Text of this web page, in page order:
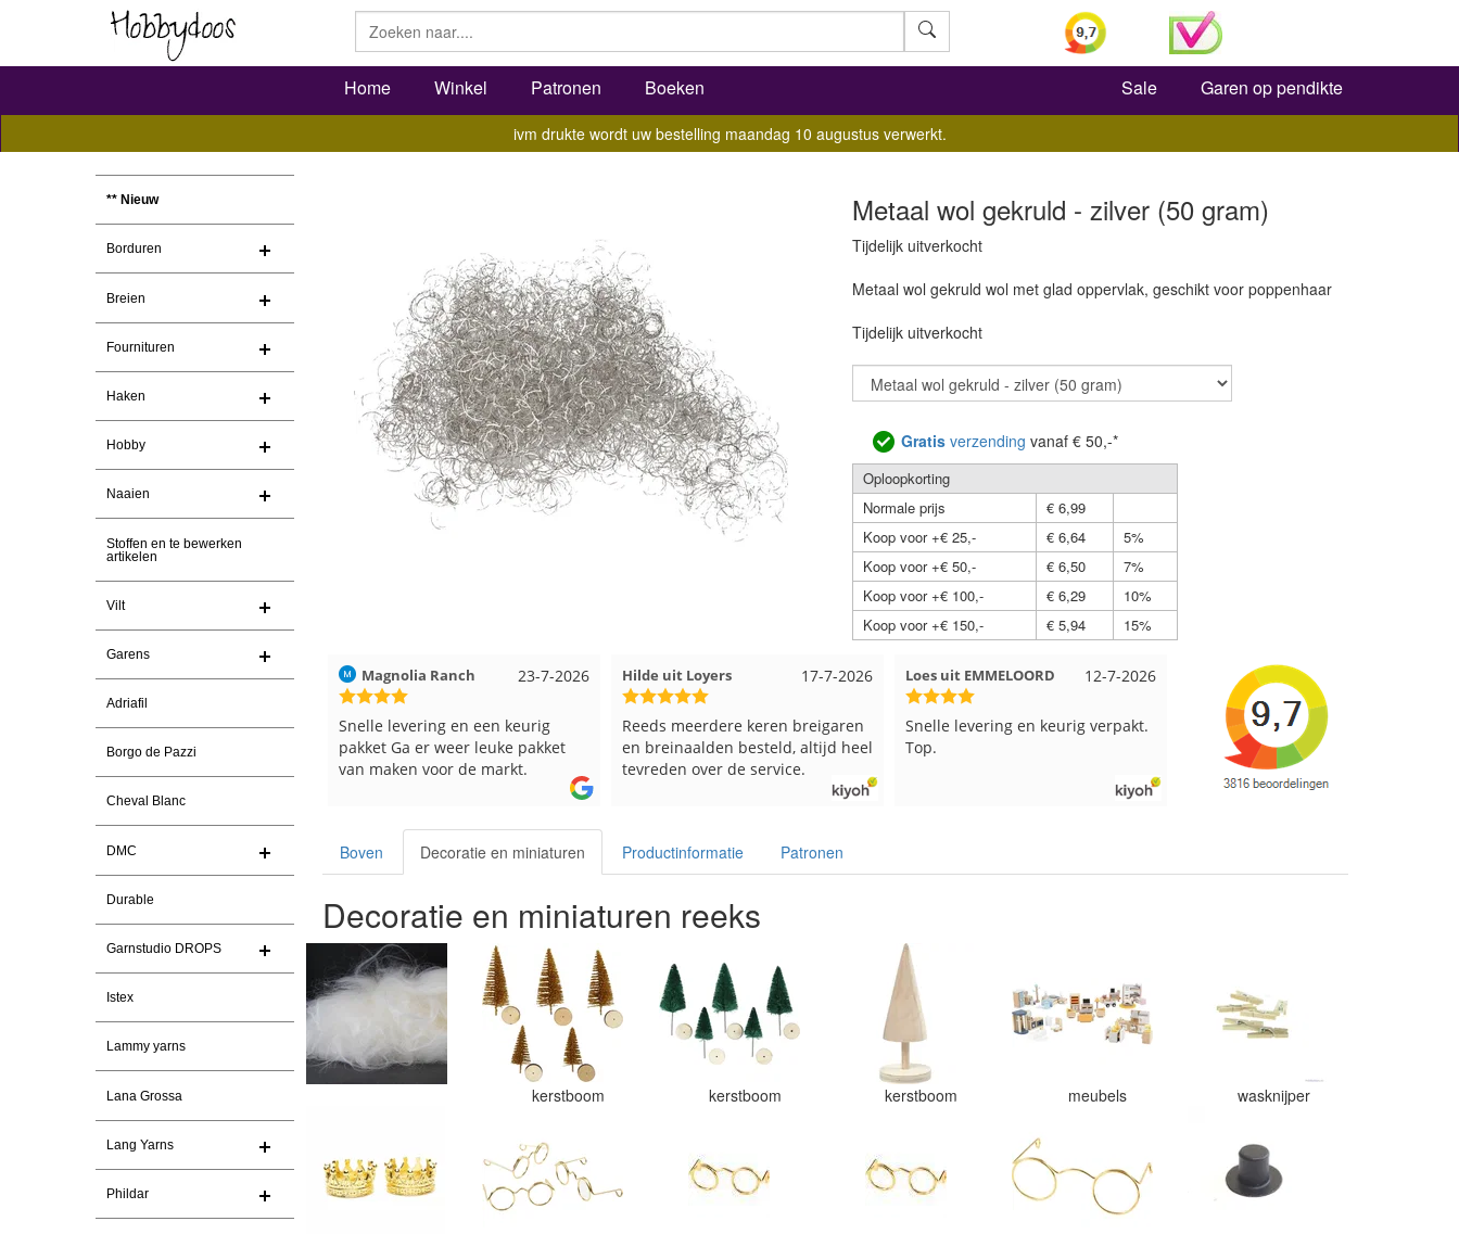
Zoeken
Home Winkel Patronen Boeken Sale Garen op pendikte
ivm drukte wordt uw bestelling maandag 10 augustus verwerkt.
** Nieuw
Borduren
Breien
Fournituren
Haken
Hobby
Naaien
Stoffen en te bewerken
artikelen
Vilt
Garens
Adriafil
Borgo de Pazzi
Cheval Blanc
DMC
Durable
Garnstudio DROPS
Istex
Lammy yarns
Lana Grossa
Lang Yarns
Phildar
Metaal wol gekruld - zilver (50 gram)
Tijdelijk uitverkocht
Metaal wol gekruld wol met glad oppervlak, geschikt voor poppenhaar
Tijdelijk uitverkocht
Gratisverzending vanaf € 50,-*
Oploopkorting
Normale prijs
€ 6,99
Koop voor +€ 25,-
€ 6,64
5%
Koop voor +€ 50,-
€ 6,50
7%
Koop voor +€ 100,-
€ 6,29
10%
Koop voor +€ 150,-
€ 5,94 15%
30-7-2026
Christel Vanderlinden
Snelle levering. En prima garen
23-7-2026
Magnolia Ranch
Snelle levering en een keurig
pakket Ga er weer leuke pakket
van maken voor de markt.
17-7-2026
Hilde uit Loyers
Reeds meerdere keren breigaren
en breinaalden besteld, altijd heel
tevreden over de service.
12-7-2026
Loes uit EMMELOORD
Snelle levering en keurig verpakt.
Top.
Nell uit Beuningen
Goed verpakt en snelgeleverd
Boven Decoratie en miniaturen Productinformatie Patronen
Decoratie en miniaturen reeks
kerstboom kerstboom kerstboom meubels wasknijper